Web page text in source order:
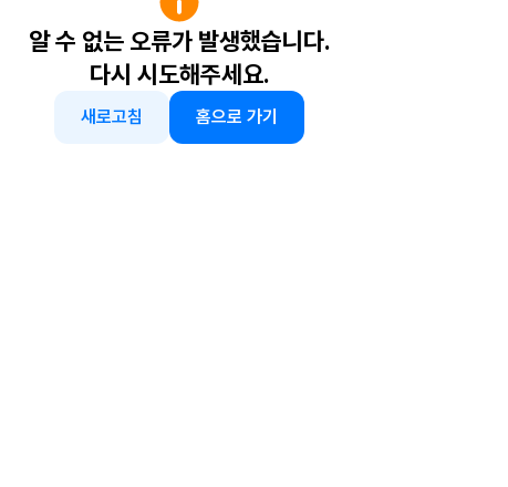
알 수 없는 오류가 발생했습니다.
다시 시도해주세요.
새로고침 홈으로 가기